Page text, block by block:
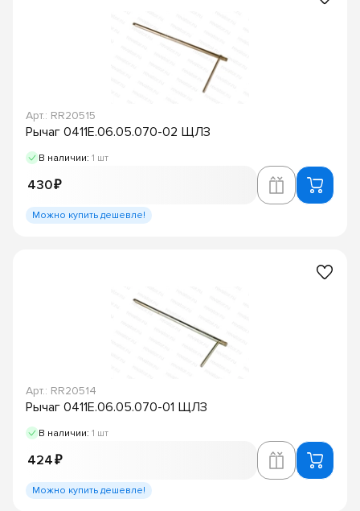
Арт.: RR20515
Рычаг 0411Е.06.05.070-02 ЩЛЗ
В наличии: 1 шт
430 ₽
Можно купить дешевле!
Арт.: RR20514
Рычаг 0411Е.06.05.070-01 ЩЛЗ
В наличии: 1 шт
424 ₽
Можно купить дешевле!